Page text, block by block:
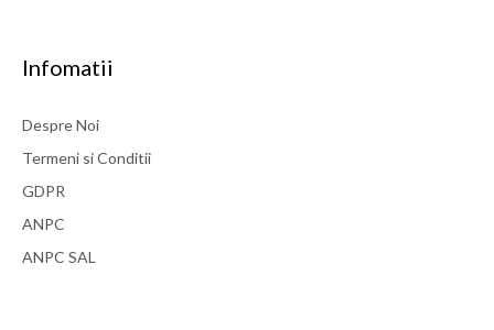
Infomatii
Despre Noi
Termeni si Conditii
GDPR
ANPC
ANPC SAL